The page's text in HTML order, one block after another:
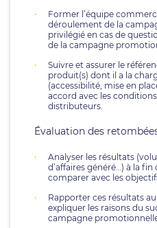
Former l’équipe
déroulement de la
privilégié en cas de
de la campagne
Suivre et assurer le
produit(s) dont il a la
(accessibilité, mise en
accord avec les
distributeurs.
Évaluation des
Analyser les résultats
d’affaires généré…) à la
comparer avec les
Rapporter ces résultats
expliquer les raisons du
campagne